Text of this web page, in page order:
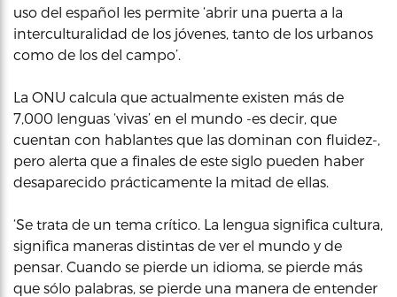
uso del español les permite ‘abrir una puerta a la
interculturalidad de los jóvenes, tanto de los urbanos
como de los del campo’.
La ONU calcula que actualmente existen más de
7,000 lenguas ‘vivas’ en el mundo -es decir, que
cuentan con hablantes que las dominan con fluidez-,
pero alerta que a finales de este siglo pueden haber
desaparecido prácticamente la mitad de ellas.
‘Se trata de un tema crítico. La lengua significa cultura,
significa maneras distintas de ver el mundo y de
pensar. Cuando se pierde un idioma, se pierde más
que sólo palabras, se pierde una manera de entender